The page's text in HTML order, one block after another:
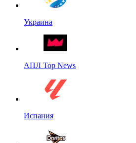
Украина
АПЛ Top News
Испания